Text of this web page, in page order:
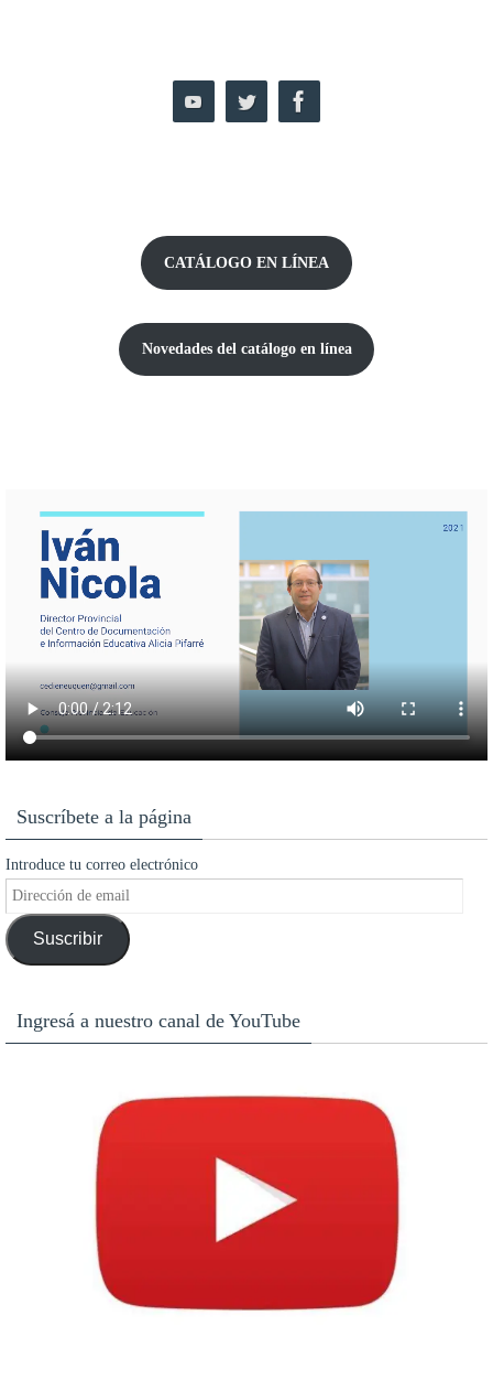
CATÁLOGO EN LÍNEA
Novedades del catálogo en línea
Suscríbete a la página
Introduce tu correo electrónico
Dirección
de
emailSuscribir
Ingresá a nuestro canal de YouTube